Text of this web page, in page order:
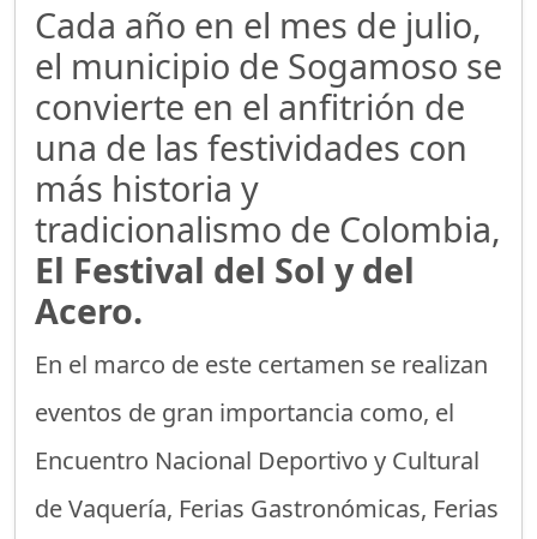
Cada año en el mes de julio,
el municipio de Sogamoso se
convierte en el anfitrión de
una de las festividades con
más historia y
tradicionalismo de Colombia,
El Festival del Sol y del
Acero.
En el marco de este certamen se realizan
eventos de gran importancia como, el
Encuentro Nacional Deportivo y Cultural
de Vaquería, Ferias Gastronómicas, Ferias